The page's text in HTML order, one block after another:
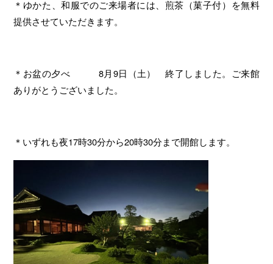
＊ゆかた、和服でのご来場者には、煎茶（菓子付）を無料
提供させていただきます。
＊お盆の夕べ 8月 9日（土） 終了しました。ご来館
ありがとうございました。
＊いずれも夜17時30分から20時30分まで開館します。